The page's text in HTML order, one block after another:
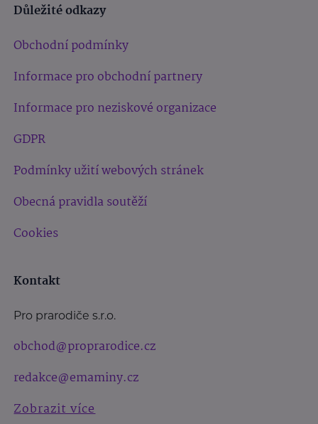
Důležité odkazy
Obchodní podmínky
Informace pro obchodní partnery
Informace pro neziskové organizace
GDPR
Podmínky užití webových stránek
Obecná pravidla soutěží
Cookies
Kontakt
Pro prarodiče s.r.o.
obchod@proprarodice.cz
redakce@emaminy.cz
Zobrazit více